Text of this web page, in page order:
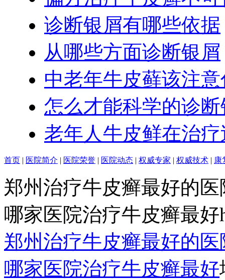
诊断银屑有哪些依据
从哪些方面诊断银屑
中老年牛皮藓该注
怎么才能科学的诊
老年人牛皮鲜在治
首页 | 医院简介 | 医院荣誉 | 医院动态 | 权威专家 | 权威技术 | 康
郑州治疗牛皮癣最好的
哪家医院治疗牛皮癣最好
郑州治疗牛皮癣最好的
哪家医院治疗牛皮癣最好